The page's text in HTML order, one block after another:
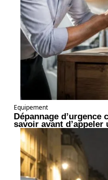
Equipement
Dépannage
savoir avant d’appeler